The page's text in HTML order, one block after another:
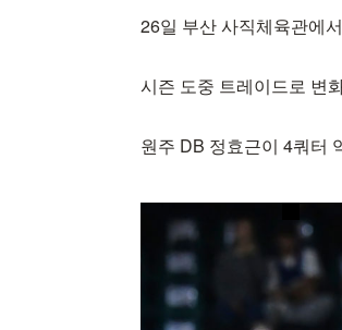
26일 부산 사직체육관에
시즌 도중 트레이드로 변
원주 DB 정효근이 4쿼터